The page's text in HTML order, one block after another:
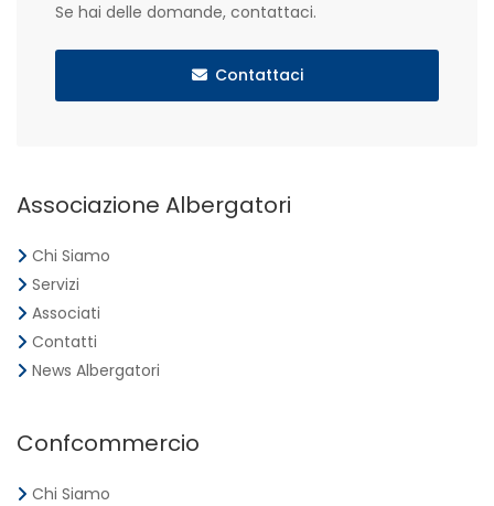
Se hai delle domande, contattaci.
Contattaci
Associazione Albergatori
Chi Siamo
Servizi
Associati
Contatti
News Albergatori
Confcommercio
Chi Siamo